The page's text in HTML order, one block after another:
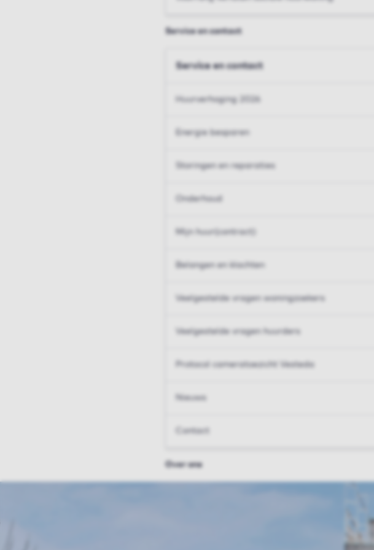
Service en contact
Service en contact
Huurverhoging 2026
Energie besparen
Storingen en reparaties
Onderhoud
Mijn huur(contract)
Belangen en klachten
Veelgestelde vragen woningzoekers
Veelgestelde vragen huurders
Protocol cameratoezicht Vesteda
Nieuws
Contact
Over ons